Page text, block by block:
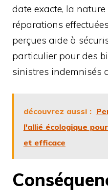
date exacte, la
réparations
perçues aide à
particulier pour des
sinistres indemnisés
découvrez aussi :
l'allié écologique
et efficace